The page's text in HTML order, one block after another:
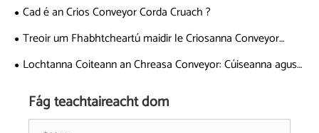
Cad é an Crios Conveyor Corda Cruach ?
Treoir um Fhabhtcheartú maidir le Criosanna Conveyor
Corda Cruach
Lochtanna Coiteann an Chreasa Conveyor: Cúiseanna agus
Fág teachtaireacht dom